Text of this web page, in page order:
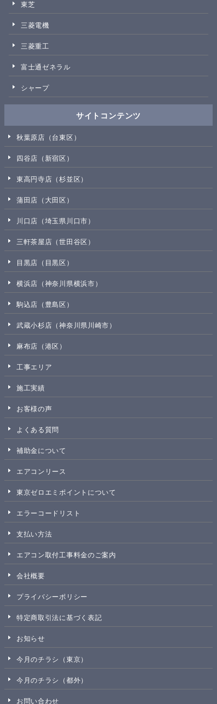
東芝
三菱電機
三菱重工
富士通ゼネラル
シャープ
サイトコンテンツ
秋葉原店（台東区）
四谷店（新宿区）
東高円寺店（杉並区）
蒲田店（大田区）
川口店（埼玉県川口市）
三軒茶屋店（世田谷区）
目黒店（目黒区）
横浜店（神奈川県横浜市）
駒込店（豊島区）
武蔵小杉店（神奈川県川崎市）
麻布店（港区）
工事エリア
施工実績
お客様の声
よくある質問
補助金について
エアコンリース
東京ゼロエミポイントについて
エラーコードリスト
支払い方法
エアコン取付工事料金のご案内
会社概要
プライバシーポリシー
特定商取引法に基づく表記
お知らせ
今月のチラシ（東京）
今月のチラシ（都外）
お問い合わせ